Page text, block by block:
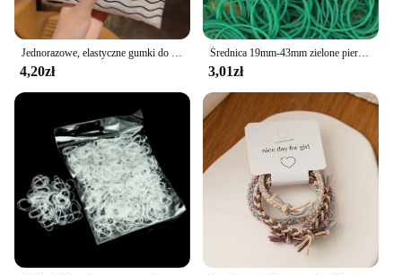
Jednorazowe, elastyczne gumki do włosów dla dziewczynek, stylizacja włosów, akcesoria dla dzieci, sprężynki, guma, kucyk, paczka 1000 szt.
4,20zł
Średnica 19mm-43mm zielone pierścienie lateksowe wysokiej elastyczne gumki materiały rozciągliwe O pierścienie
3,01zł